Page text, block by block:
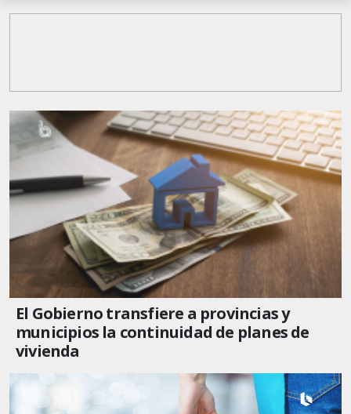
El Gobierno transfiere a provincias y
municipios la continuidad de planes de
vivienda